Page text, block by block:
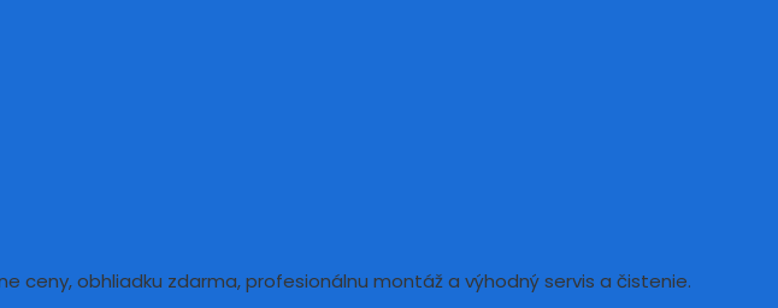
ceny, obhliadku zdarma, profesionálnu montáž a výhodný servis a čistenie.